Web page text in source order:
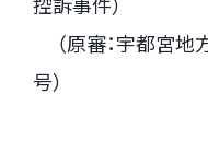
（原審：宇都宮地
号）